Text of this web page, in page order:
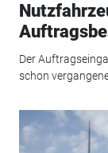
Der
schon